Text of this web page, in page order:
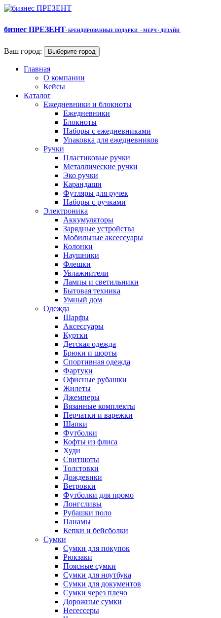
бизнес ПРЕЗЕНТ· БРЕНДИРОВАННЫЕ ПОДАРКИ · МЕРЧ · ДИЗАЙН
Ваш город: Выберите город
Главная
О компании
Кейсы
Каталог
Ежедневники и блокноты
Ежедневники
Блокноты
Наборы с ежедневниками
Упаковка для ежедневников
Ручки
Пластиковые ручки
Металлические ручки
Эко ручки
Карандаши
Футляры для ручек
Наборы с ручками
Электроника
Аккумуляторы
Зарядные устройства
Мобильные аксессуары
Колонки
Наушники
Флешки
Увлажнители
Лампы и светильники
Бытовая техника
Умный дом
Одежда
Шарфы
Аксессуары
Куртки
Детская одежда
Брюки и шорты
Спортивная одежда
Фартуки
Офисные рубашки
Жилеты
Джемперы
Вязанные комплекты
Перчатки и варежки
Шапки
Футболки
Кофты из флиса
Худи
Свитшоты
Толстовки
Дождевики
Ветровки
Футболки для промо
Лонгсливы
Рубашки поло
Панамы
Кепки и бейсболки
Сумки
Сумки для покупок
Рюкзаки
Поясные сумки
Сумки для ноутбука
Сумки для документов
Сумки через плечо
Дорожные сумки
Несессеры